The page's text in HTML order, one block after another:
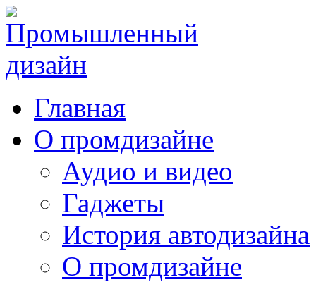
Главная
О промдизайне
Аудио и видео
Гаджеты
История автодизайна
О промдизайне